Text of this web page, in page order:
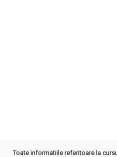
Toate informatiile referitoare la